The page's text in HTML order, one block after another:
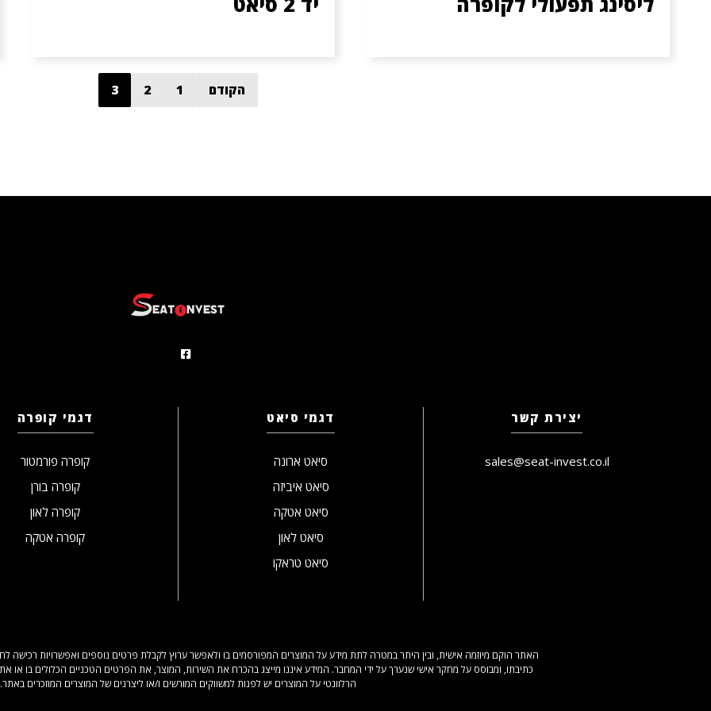
הקודם 1
2
3
יצירת קשר
sales@seat-invest.co.il
דגמי סיאט
סיאט ארונה
סיאט איביזה
סיאט אטקה
סיאט לאון
סיאט טראקו
דגמי קופרה
קופרה פורמטור
קופרה בורן
קופרה לאון
קופרה אטקה
האתר הוקם מיוזמה אישית, ובין היתר במטרה לתת מידע על המוצרים המפורסמים בו ולאפשר ערוץ לקבלת פרטים נוספים ואפשרויות רכישה
כתיבתו, ומבוסס על מחקר אישי שנערך על ידי המחבר. המידע איננו מייצג בהכרח את השירות, המוצר, את הפרטים הטכניים הכלולים בו או
הרלוונטי על המוצרים יש לפנות למשווקים המורשים ו/או ליצרנים של המוצרים המוזכרים באתר.